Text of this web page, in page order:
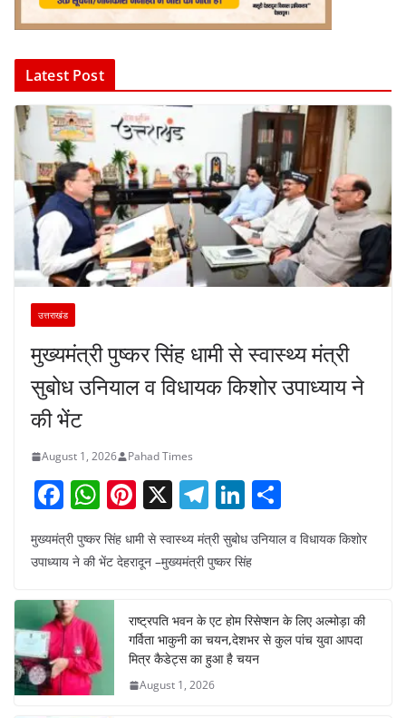
Latest Post
उत्तराखंड
मुख्यमंत्री पुष्कर सिंह धामी से स्वास्थ्य मंत्री
सुबोध उनियाल व विधायक किशोर उपाध्याय ने
की भेंट
August 1, 2026 Pahad Times
F
a
c
b
o
o
k
W
h
at
A
p
p
Pi
nt
er
e
st
X T
el
e
gr
a
m
Li
n
k
dI
n
ar
मुख्यमंत्री पुष्कर सिंह धामी से स्वास्थ्य मंत्री सुबोध उनियाल व विधायक किशोर
उपाध्याय ने की भेंट देहरादून –मुख्यमंत्री पुष्कर सिंह
राष्ट्रपति भवन के एट होम रिसेप्शन के लिए अल्मोड़ा की
गर्विता भाकुनी का चयन,देशभर से कुल पांच युवा आपदा
मित्र कैडेट्स का हुआ है चयन
August 1, 2026